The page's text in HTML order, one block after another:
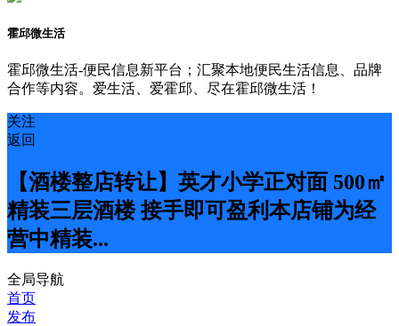
霍邱微生活
霍邱微生活-便民信息新平台；汇聚本地便民生活信息、品牌
合作等内容。爱生活、爱霍邱、尽在霍邱微生活！
关注
返回
【酒楼整店转让】英才小学正对面 500㎡
精装三层酒楼 接手即可盈利本店铺为经
营中精装...
全局导航
首页
发布